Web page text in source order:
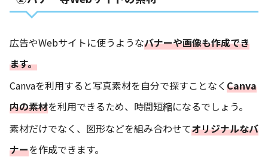
広告やWebサイトに使うようなバナーや画像も作成でき
ます。
Canvaを利用すると写真素材を自分で探すことなくCanva
内の素材を利用できるため、時間短縮になるでしょう。
素材だけでなく、図形などを組み合わせてオリジナルなバ
ナーを作成できます。